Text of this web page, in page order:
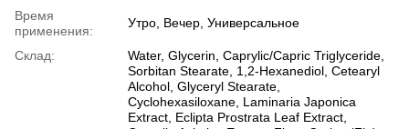
Время
применения:
Утро, Вечер, Универсальное
Склад:
Water, Glycerin, Caprylic/Capric Triglyceride,
Sorbitan Stearate, 1,2-Hexanediol, Cetearyl
Alcohol, Glyceryl Stearate,
Cyclohexasiloxane, Laminaria Japonica
Extract, Eclipta Prostrata Leaf Extract,